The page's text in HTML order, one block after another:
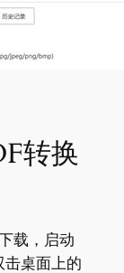
转换
载，启动
击桌面上的